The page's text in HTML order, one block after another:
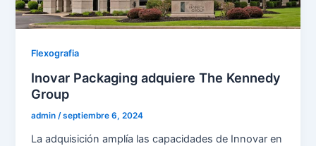
Flexografia
Inovar Packaging adquiere The Kennedy
Group
admin/septiembre 6, 2024
La adquisición amplía las capacidades de Innovar en